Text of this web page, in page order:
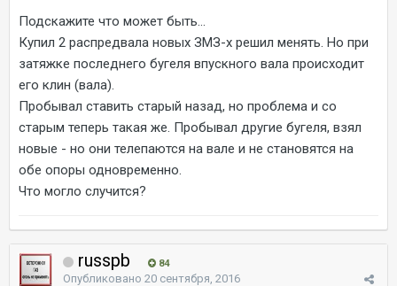
Подскажите что может быть...
Купил 2 распредвала новых ЗМЗ-х решил менять. Но при
затяжке последнего бугеля впускного вала происходит
его клин (вала).
Пробывал ставить старый назад, но проблема и со
старым теперь такая же. Пробывал другие бугеля, взял
новые - но они телепаются на вале и не становятся на
обе опоры одновременно.
Что могло случится?
russpb 84
Опубликовано 20 сентября, 2016